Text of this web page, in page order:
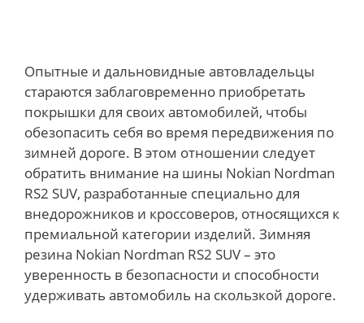
Опытные и дальновидные автовладельцы
стараются заблаговременно приобретать
покрышки для своих автомобилей, чтобы
обезопасить себя во время передвижения по
зимней дороге. В этом отношении следует
обратить внимание на шины Nokian Nordman
RS2 SUV, разработанные специально для
внедорожников и кроссоверов, относящихся к
премиальной категории изделий. Зимняя
резина Nokian Nordman RS2 SUV – это
уверенность в безопасности и способности
удерживать автомобиль на скользкой дороге.